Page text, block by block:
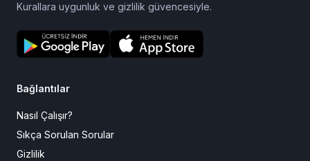
Kurallara uygunluk ve gizlilik güvencesiyle.
Bağlantılar
Nasıl Çalışır?
Sıkça Sorulan Sorular
Gizlilik